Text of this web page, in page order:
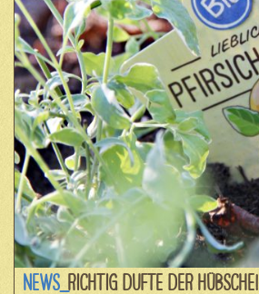
NEWS_ RICHTIG DUFTE DER HÜBSCHE!